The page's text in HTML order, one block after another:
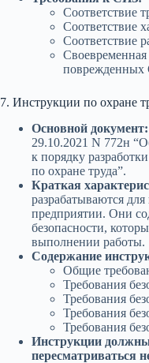
Соответствие
Соответствие
Соответствие
7. Инструкции по охране
Основной документ:
29.10.2021 N 772н
к порядку
по охране труда”.
Краткая
разрабатываются
предприятии. Они
безопасности,
выполнении работы.
Содержание
Общие
Требования
Требования
Требования
Требования
Инструкции
пересматриваться